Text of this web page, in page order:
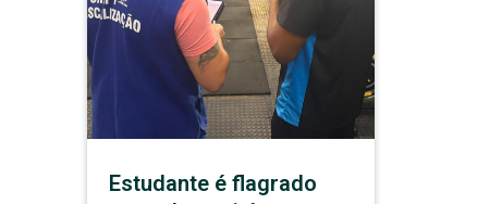
Estudante é flagrado